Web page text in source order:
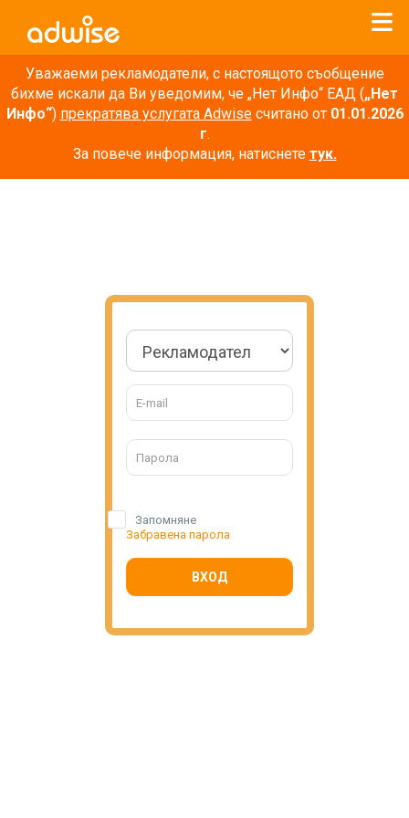
Уважаеми рекламодатели, с настоящото съобщение
бихме искали да Ви уведомим, че „Нет Инфо“ ЕАД („Нет
Инфо“) прекратява услугата Adwiseсчитано от 01.01.2026
г.
За повече информация, натиснете тук.
Запомняне
Забравена парола
ВХОД